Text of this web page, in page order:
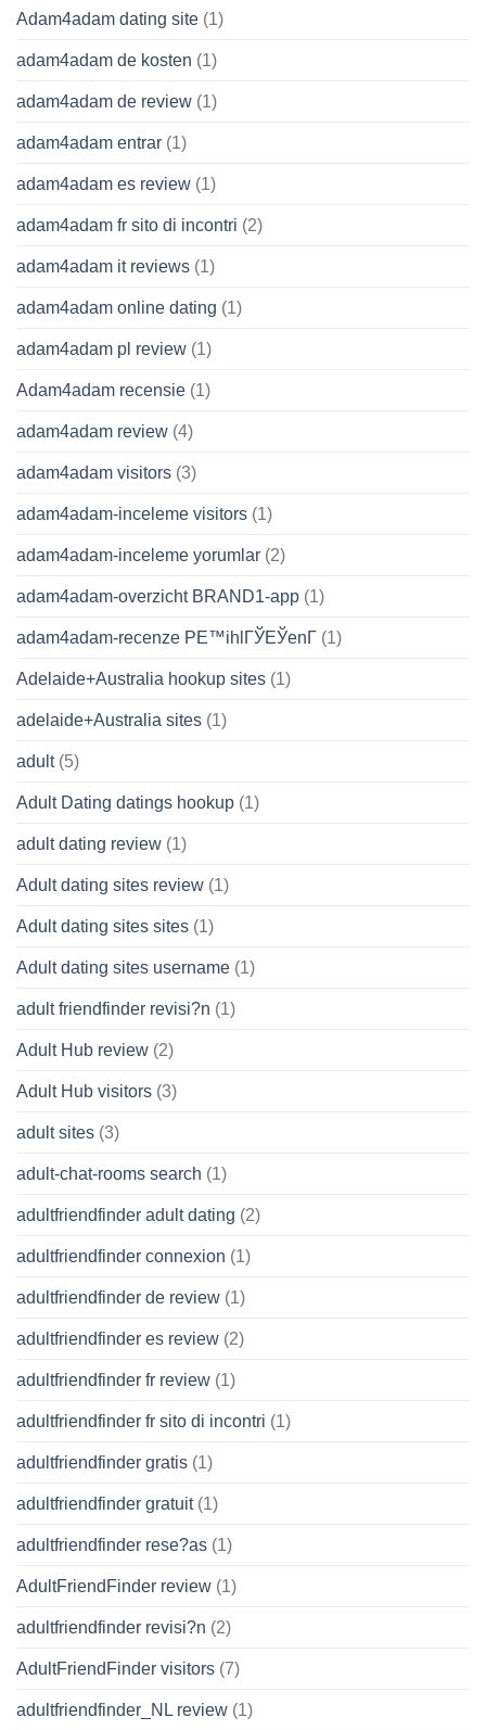
Adam4adam dating site (1)
adam4adam de kosten (1)
adam4adam de review (1)
adam4adam entrar (1)
adam4adam es review (1)
adam4adam fr sito di incontri (2)
adam4adam it reviews (1)
adam4adam online dating (1)
adam4adam pl review (1)
Adam4adam recensie (1)
adam4adam review (4)
adam4adam visitors (3)
adam4adam-inceleme visitors (1)
adam4adam-inceleme yorumlar (2)
adam4adam-overzicht BRAND1-app (1)
adam4adam-recenze PЕ™ihlГЎЕЎenГ­ (1)
Adelaide+Australia hookup sites (1)
adelaide+Australia sites (1)
adult(5)
Adult Dating datings hookup (1)
adult dating review (1)
Adult dating sites review (1)
Adult dating sites sites (1)
Adult dating sites username (1)
adult friendfinder revisi?n (1)
Adult Hub review (2)
Adult Hub visitors (3)
adult sites (3)
adult-chat-rooms search (1)
adultfriendfinder adult dating (2)
adultfriendfinder connexion (1)
adultfriendfinder de review (1)
adultfriendfinder es review (2)
adultfriendfinder fr review (1)
adultfriendfinder fr sito di incontri (1)
adultfriendfinder gratis (1)
adultfriendfinder gratuit(1)
adultfriendfinder rese?as (1)
AdultFriendFinder review (1)
adultfriendfinder revisi?n (2)
AdultFriendFinder visitors (7)
adultfriendfinder_NL review (1)